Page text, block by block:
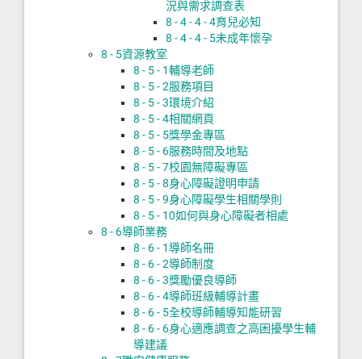
況與需求調查表
8 - 4 - 4 - 4育兒必知
8 - 4 - 4 - 5未成年懷孕
8 - 5資源教室
8 - 5 - 1輔導老師
8 - 5 - 2服務項目
8 - 5 - 3環境介紹
8 - 5 - 4相關網頁
8 - 5 - 5獎學金專區
8 - 5 - 6服務時間及地點
8 - 5 - 7校園無障礙專區
8 - 5 - 8身心障礙證明申請
8 - 5 - 9身心障礙學生相關學則
8 - 5 - 10如何與身心障礙者相處
8 - 6導師業務
8 - 6 - 1導師名冊
8 - 6 - 2導師制度
8 - 6 - 3獎勵優良導師
8 - 6 - 4導師班級輔導計畫
8 - 6 - 5全校導師輔導知能研習
8 - 6 - 6身心適應調查之高困擾學生輔
導建議